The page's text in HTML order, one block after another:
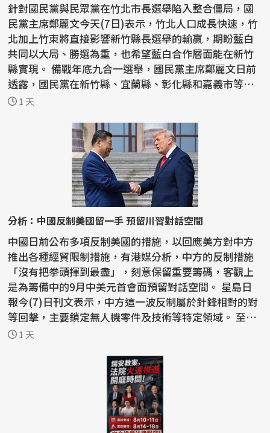
針對國民黨與民眾黨在竹北市長選舉陷入整合僵局，國
民黨主席鄭麗文今天(7日)表示，竹北人口成長快速，竹
北加上竹東將直接影響新竹縣長選舉的輸贏，期盼藍白
共同以大局、勝選為重，也希望藍白合作層面能在新竹
縣實現。 備戰年底九合一選舉，國民黨主席鄭麗文日前
透露，國民黨在新竹縣、宜蘭縣、彰化縣和嘉義市等縣
市長...
1 天
分析：中國反制美國留一手 預留川習對話空間
中國日前公布多項反制美國的措施，以回應美方對中方
推出各種經貿限制措施，有港媒分析，中方的反制措施
「沒有把拳頭揮到最盡」，刻意保留重要籌碼，客觀上
是為籌備中的9月中美元首會面預留對話空間。 星島日
報今(7)日刊文表示，中方這一波反制屬於針鋒相對的對
等回擊，主要鎖定無人機零件及技術等特定領域。 至於
稀土...
1 天